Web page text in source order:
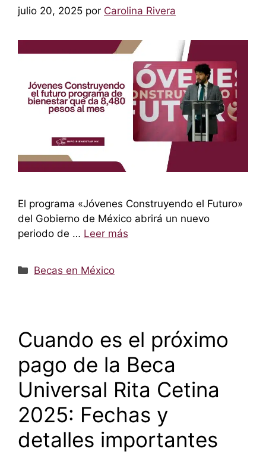
julio 20, 2025 por Carolina Rivera
El programa «Jóvenes Construyendo el Futuro»
del Gobierno de México abrirá un nuevo
periodo de … Leer más
Categorías
Becas en México
Cuando es el próximo
pago de la Beca
Universal Rita Cetina
2025: Fechas y
detalles importantes